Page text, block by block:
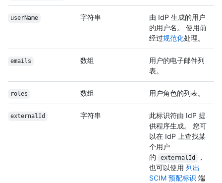
userName 字符串
由 IdP 生成的用户
的用户名。 使用前
经过规范化处理。
emails 数组
用户的电子邮件列
表。
roles 数组 用户角色的列表。
externalId 字符串
此标识符由 IdP 提
供程序生成。 您可
以在 IdP 上查找某
个用户
的
externalId
，
也可以使用 列出
SCIM 预配标识 端